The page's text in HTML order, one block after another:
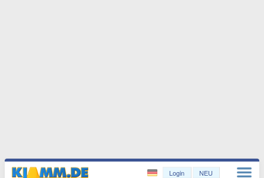
Login NEU